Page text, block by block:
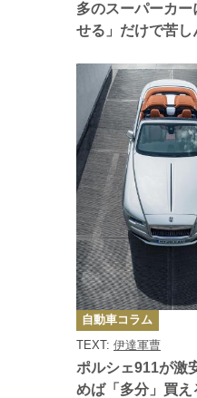
多のスーパーカ
せる」だけで苦し
ポルシェ911が激
めば「多分」買
TEXT: 伊達軍曹
カ
テ
ゴ
リ
ー
自動車コラム